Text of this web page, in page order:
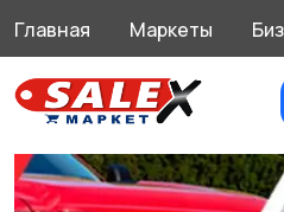
Главная Маркеты